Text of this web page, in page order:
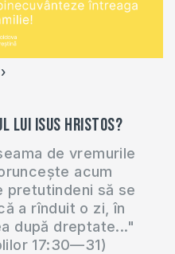
›
lui Isus Hristos?
de vremurile
acum
pretutindeni să se
a rînduit o zi, în
după dreptate..."
17:30—31)